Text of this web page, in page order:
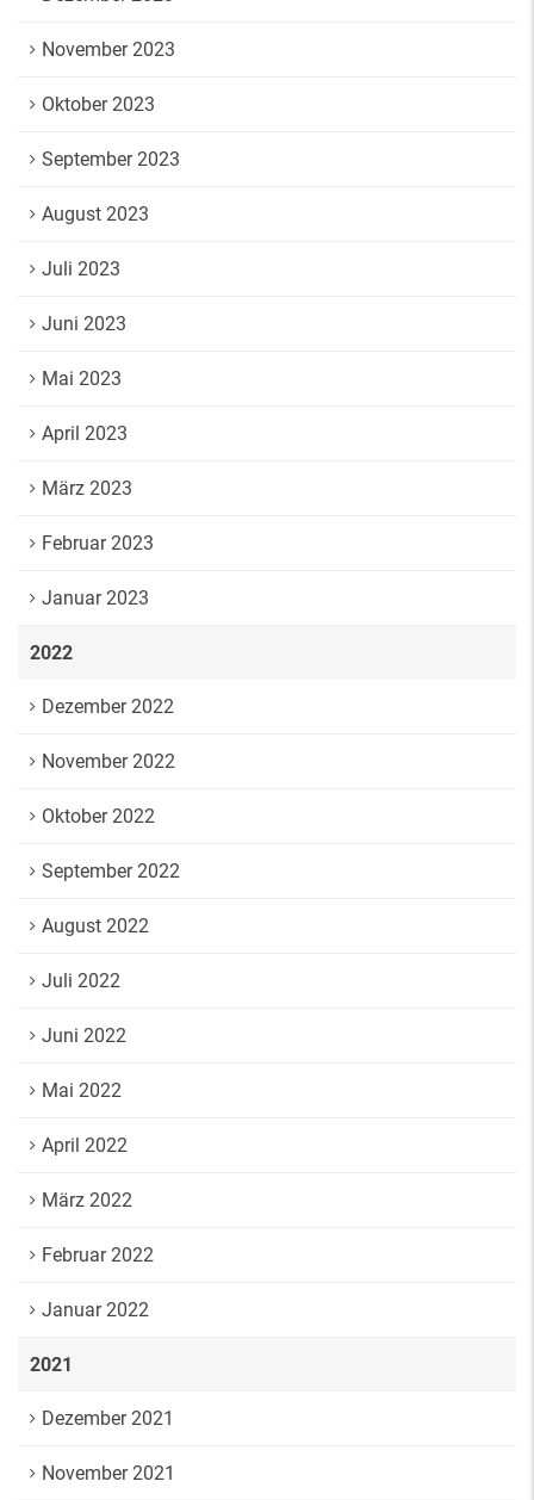
November 2023
Oktober 2023
September 2023
August 2023
Juli 2023
Juni 2023
Mai 2023
April 2023
März 2023
Februar 2023
Januar 2023
2022
Dezember 2022
November 2022
Oktober 2022
September 2022
August 2022
Juli 2022
Juni 2022
Mai 2022
April 2022
März 2022
Februar 2022
Januar 2022
2021
Dezember 2021
November 2021